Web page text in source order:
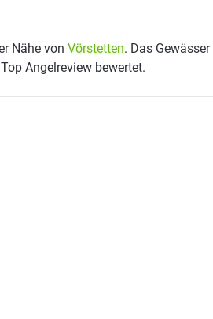
Nähe von Vörstetten. Das Gewässer
Angelreview bewertet.